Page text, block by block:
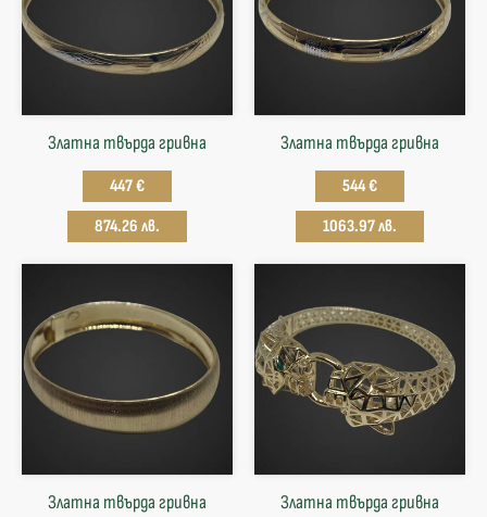
Златна твърда гривнa
447 €
874.26 лв.
Златна твърда гривнa
544 €
1063.97 лв.
Златна твърда гривнa Златна твърда гривнa